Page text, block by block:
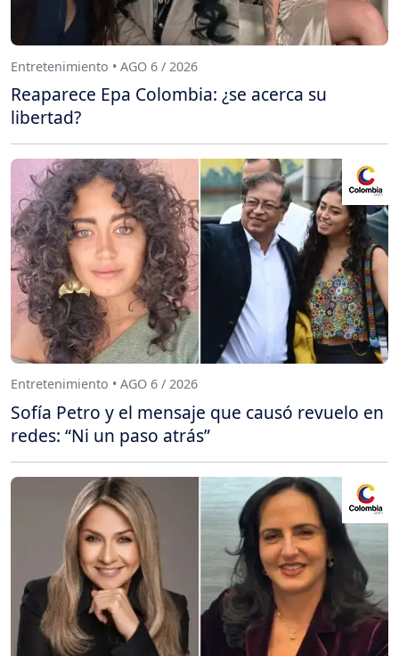
Entretenimiento • AGO 6 / 2026
Reaparece Epa Colombia: ¿se acerca su
libertad?
Entretenimiento • AGO 6 / 2026
Sofía Petro y el mensaje que causó revuelo en
redes: “Ni un paso atrás”